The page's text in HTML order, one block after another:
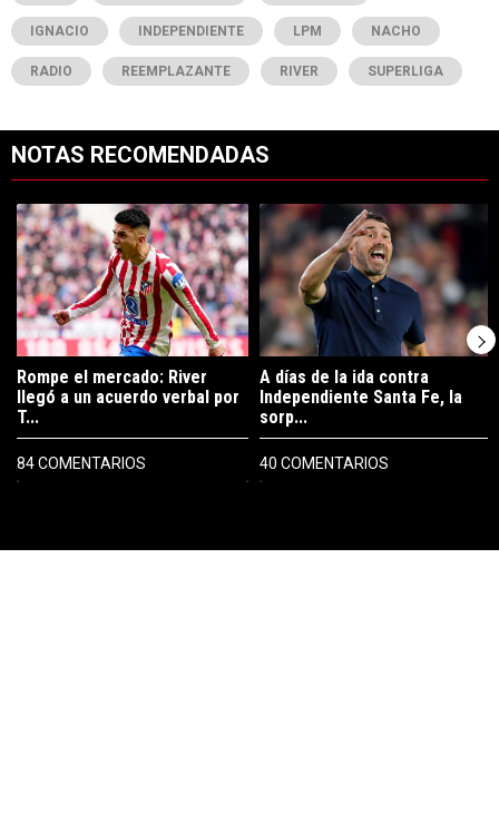
IGNACIO INDEPENDIENTE LPM NACHO
RADIO REEMPLAZANTE RIVER SUPERLIGA
NOTAS RECOMENDADAS
Un artículo de tendencia con el título "Rompe el mercado: River
Rompe el mercado: River
llegó a un acuerdo verbal por
T...
84 COMENTARIOS
Un artículo de tendencia con el
A días de la ida contra
Independiente Santa Fe, la
sorp...
40 COMENTARIOS